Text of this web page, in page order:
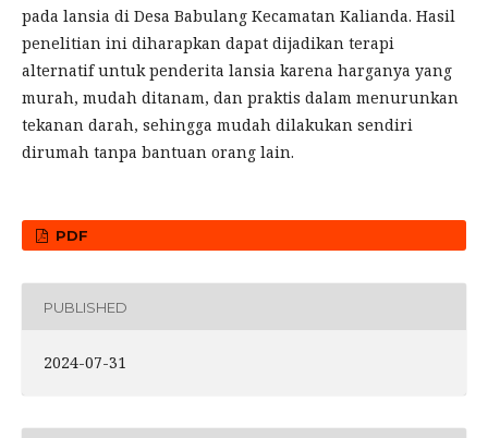
pada lansia di Desa Babulang Kecamatan Kalianda. Hasil
penelitian ini diharapkan dapat dijadikan terapi
alternatif untuk penderita lansia karena harganya yang
murah, mudah ditanam, dan praktis dalam menurunkan
tekanan darah, sehingga mudah dilakukan sendiri
dirumah tanpa bantuan orang lain.
PDF
PUBLISHED
2024-07-31